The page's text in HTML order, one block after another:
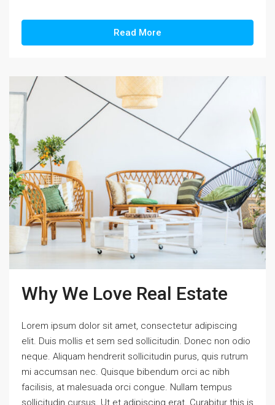
Read More
Why We Love Real Estate
Lorem ipsum dolor sit amet, consectetur adipiscing
elit. Duis mollis et sem sed sollicitudin. Donec non odio
neque. Aliquam hendrerit sollicitudin purus, quis rutrum
mi accumsan nec. Quisque bibendum orci ac nibh
facilisis, at malesuada orci congue. Nullam tempus
sollicitudin cursus. Ut et adipiscing erat. Curabitur this is